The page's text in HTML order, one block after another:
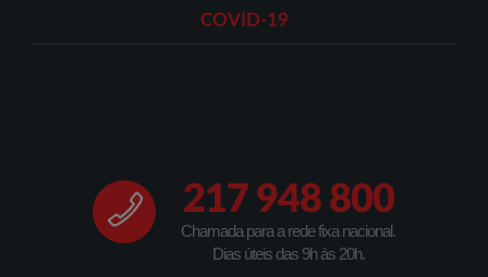
COVID-19
217 948 800
Chamada para a rede fixa nacional.
Dias úteis das 9h às 20h.